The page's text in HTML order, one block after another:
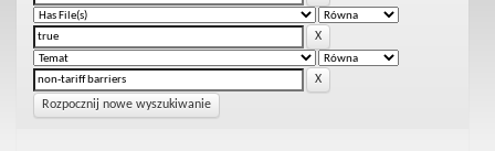
Rozpocznij nowe wyszukiwanie